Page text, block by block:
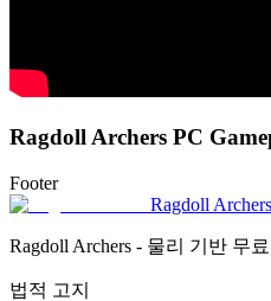
Ragdoll Archers PC
Footer
Ragdoll Archers
Ragdoll Archers - 물리 기반 무
법적 고지